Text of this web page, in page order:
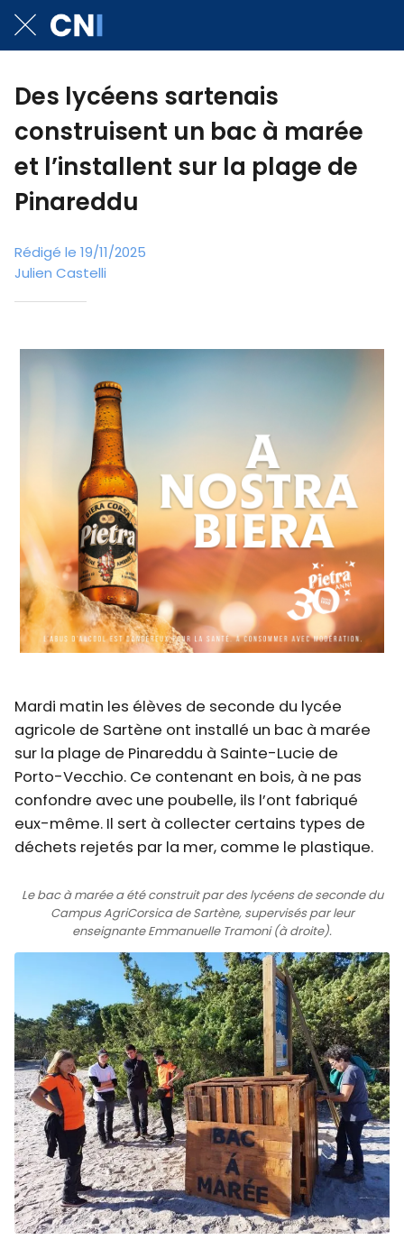
Des lycéens sartenais
construisent un bac à marée
et l’installent sur la plage de
Pinareddu
Rédigé le 19/11/2025
Julien Castelli
Mardi matin les élèves de seconde du lycée
agricole de Sartène ont installé un bac à marée
sur la plage de Pinareddu à Sainte-Lucie de
Porto-Vecchio. Ce contenant en bois, à ne pas
confondre avec une poubelle, ils l’ont fabriqué
eux-même. Il sert à collecter certains types de
déchets rejetés par la mer, comme le plastique.
Le bac à marée a été construit par des lycéens de seconde du
Campus AgriCorsica de Sartène, supervisés par leur
enseignante Emmanuelle Tramoni (à droite).